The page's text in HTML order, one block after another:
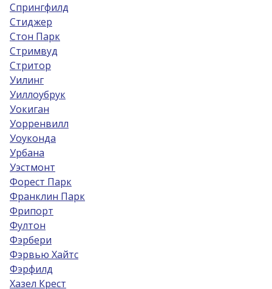
Спрингфилд
Стиджер
Стон Парк
Стримвуд
Стритор
Уилинг
Уиллоубрук
Уокиган
Уорренвилл
Уоуконда
Урбана
Уэстмонт
Форест Парк
Франклин Парк
Фрипорт
Фултон
Фэрбери
Фэрвью Хайтс
Фэрфилд
Хазел Крест